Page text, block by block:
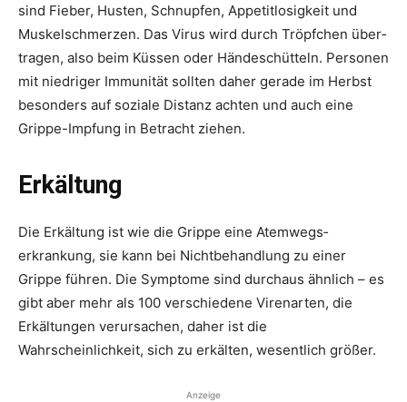
sind Fieber, Husten, Schnupfen, Appetitlosigkeit und
Muskelschmerzen. Das Virus wird durch Tröpfchen über­
tragen, also beim Küssen oder Händeschütteln. Personen
mit niedriger Immunität sollten daher gerade im Herbst
besonders auf soziale Distanz achten und auch eine
Grippe-Impfung in Betracht ziehen.
Erkältung
Die Erkältung ist wie die Grippe eine Atemwegs­
erkrankung, sie kann bei Nicht­behandlung zu einer
Grippe führen. Die Symptome sind durchaus ähnlich – es
gibt aber mehr als 100 verschiedene Virenarten, die
Erkältungen verursachen, daher ist die
Wahrscheinlichkeit, sich zu erkälten, wesentlich größer.
Anzeige